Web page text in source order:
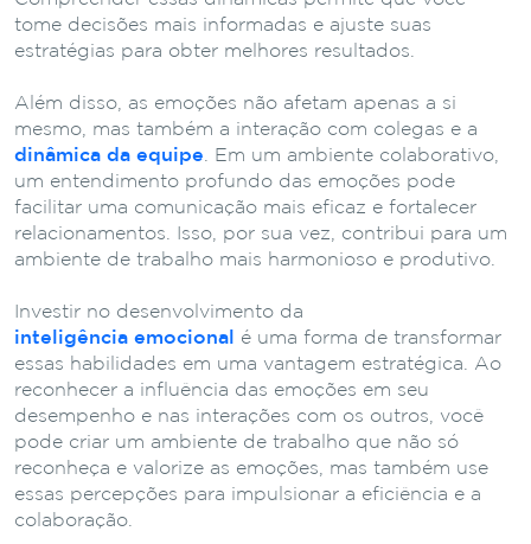
tome decisões mais informadas e ajuste suas
estratégias para obter melhores resultados.
Além disso, as emoções não afetam apenas a si
mesmo, mas também a interação com colegas e a
dinâmica da equipe . Em um ambiente colaborativo,
um entendimento profundo das emoções pode
facilitar uma comunicação mais eficaz e fortalecer
relacionamentos. Isso, por sua vez, contribui para um
ambiente de trabalho mais harmonioso e produtivo.
Investir no desenvolvimento da
inteligência emocional
é uma forma de transformar
essas habilidades em uma vantagem estratégica. Ao
reconhecer a influência das emoções em seu
desempenho e nas interações com os outros, você
pode criar um ambiente de trabalho que não só
reconheça e valorize as emoções, mas também use
essas percepções para impulsionar a eficiência e a
colaboração.